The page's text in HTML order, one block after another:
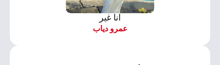
انا غير
عمرو دياب